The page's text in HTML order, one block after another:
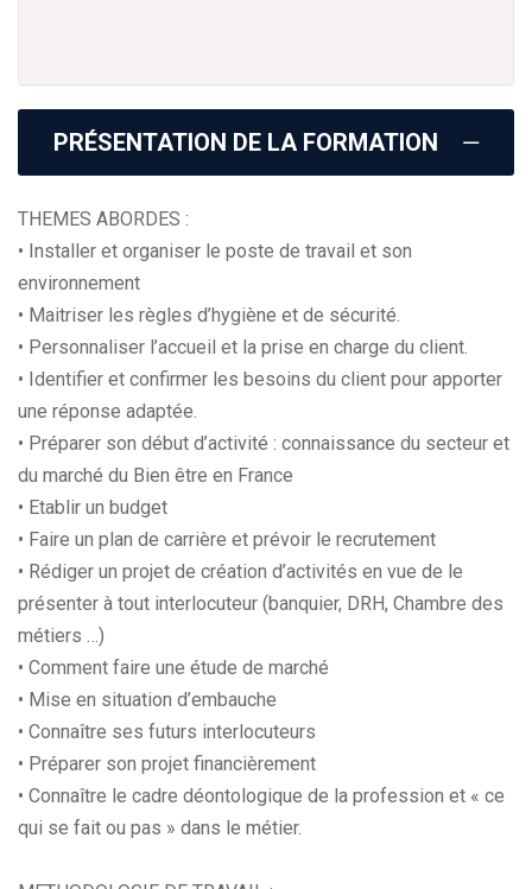
PRÉSENTATION DE LA FORMATION
THEMES ABORDES :
• Installer et organiser le poste de travail et son
environnement
• Maitriser les règles d’hygiène et de sécurité.
• Personnaliser l’accueil et la prise en charge du client.
• Identifier et confirmer les besoins du client pour apporter
une réponse adaptée.
• Préparer son début d’activité : connaissance du secteur et
du marché du Bien être en France
• Etablir un budget
• Faire un plan de carrière et prévoir le recrutement
• Rédiger un projet de création d’activités en vue de le
présenter à tout interlocuteur (banquier, DRH, Chambre des
métiers …)
• Comment faire une étude de marché
• Mise en situation d’embauche
• Connaître ses futurs interlocuteurs
• Préparer son projet financièrement
• Connaître le cadre déontologique de la profession et « ce
qui se fait ou pas » dans le métier.